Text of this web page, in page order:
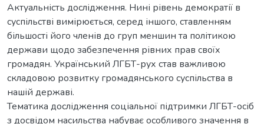
Актуальність дослідження. Нині рівень демократії в
суспільстві вимірюється, серед іншого, ставленням
більшості його членів до груп меншин та політикою
держави щодо забезпечення рівних прав своїх
громадян. Український ЛГБТ-рух став важливою
складовою розвитку громадянського суспільства в
нашій державі.
Тематика дослідження соціальної підтримки ЛГБТ-осіб
з досвідом насильства набуває особливого значення в